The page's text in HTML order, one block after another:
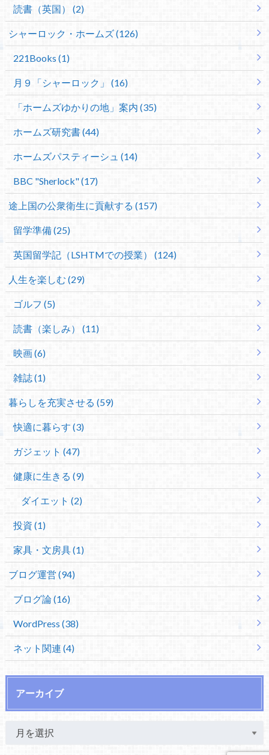
読書（英国） (2)
シャーロック・ホームズ (126)
221Books (1)
月９「シャーロック」 (16)
「ホームズゆかりの地」案内 (35)
ホームズ研究書 (44)
ホームズパスティーシュ (14)
BBC "Sherlock" (17)
途上国の公衆衛生に貢献する (157)
留学準備 (25)
英国留学記（LSHTMでの授業） (124)
人生を楽しむ (29)
ゴルフ (5)
読書（楽しみ） (11)
映画 (6)
雑誌 (1)
暮らしを充実させる (59)
快適に暮らす (3)
ガジェット (47)
健康に生きる (9)
ダイエット (2)
投資 (1)
家具・文房具 (1)
ブログ運営 (94)
ブログ論 (16)
WordPress (38)
ネット関連 (4)
アーカイブ